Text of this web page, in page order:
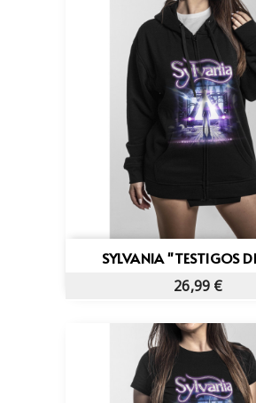
SYLVANIA "TESTIGOS
26,99 €